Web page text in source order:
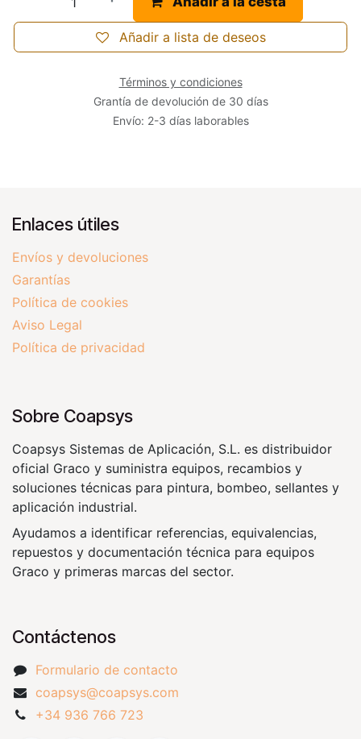
Añadir a lista de deseos
Términos y condiciones
Grantía de devolución de 30 días
Envío: 2-3 días laborables
Enlaces útiles
Envíos y devoluciones
Garantías
Política de cookies
Aviso Legal
Política de privacidad
Sobre Coapsys
Coapsys Sistemas de Aplicación, S.L. es distribuidor
oficial Graco y suministra equipos, recambios y
soluciones técnicas para pintura, bombeo, sellantes y
aplicación industrial.
Ayudamos a identificar referencias, equivalencias,
repuestos y documentación técnica para equipos
Graco y primeras marcas del sector.
Contáctenos
Formulario de contacto
coapsys@coapsys.com
+34 936 766 723